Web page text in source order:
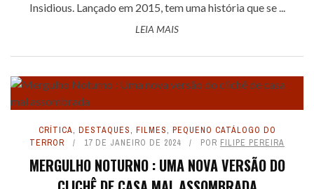
Insidious. Lançado em 2015, tem uma história que se ...
LEIA MAIS
CRÍTICA, DESTAQUES, FILMES, PEQUENO CATÁLOGO DO
TERROR
17 DE JANEIRO DE 2024 POR FILIPE PEREIRA
MERGULHO NOTURNO : UMA NOVA VERSÃO DO